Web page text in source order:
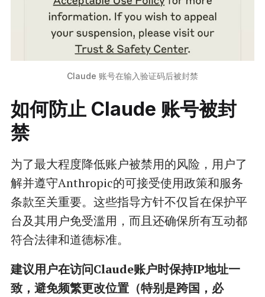
Claude 账号在输入验证码后被封禁
如何防止 Claude 账号被封
禁
为了最大程度降低账户被禁用的风险，用户了
解并遵守Anthropic的可接受使用政策和服务
条款至关重要。这些指导方针不仅旨在保护平
台及其用户免受滥用，而且还确保所有互动都
符合法律和道德标准。
建议用户在访问Claude账户时保持IP地址一
致，避免频繁更改位置（特别是跨国，必